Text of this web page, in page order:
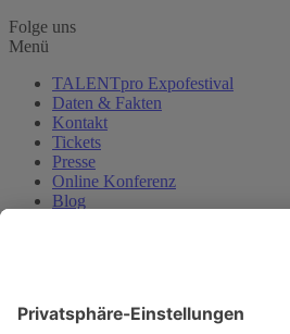
Folge uns
Menü
TALENTpro Expofestival
Daten & Fakten
Kontakt
Tickets
Presse
Online Konferenz
Blog